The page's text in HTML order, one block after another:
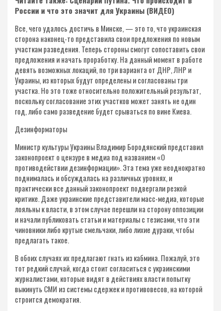
России и что это значит для Украины (ВИДЕО)
Все, чего удалось достичь в Минске, — это то, что украинская
сторона наконец-то представила свои предложения по новым
участкам разведения. Теперь стороны смогут сопоставить свои
предложения и начать проработку. На данный момент в работе
девять возможных локаций, по три варианта от ДНР, ЛНР и
Украины, из которых будут определены и согласованы три
участка. Но это тоже относительно положительный результат,
поскольку согласование этих участков может занять не один
год, либо само разведение будет срываться по вине Киева.
Дезинформаторы
Министр культуры Украины Владимир Бородянский представил
законопроект о цензуре в медиа под названием «О
противодействии дезинформации». Эта тема уже неоднократно
поднималась и обсуждалась на различных уровнях, и
практически все данный законопроект подвергали резкой
критике. Даже украинские представители масс-медиа, которые
лояльны к власти, в этом случае перешли на сторону оппозиции
и начали публиковать статьи и материалы с тезисами, что эти
чиновники либо крутые смельчаки, либо лихие дураки, чтобы
предлагать такое.
В обоих случаях их предлагают гнать из кабмина. Пожалуй, это
тот редкий случай, когда стоит согласиться с украинскими
журналистами, которые видят в действиях власти попытку
выкинуть СМИ из системы сдержек и противовесов, на которой
строится демократия.